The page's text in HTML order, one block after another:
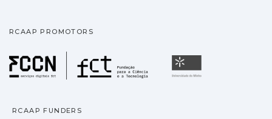
RCAAP PROMOTORS
Fundação para a
RCAAP FUNDERS